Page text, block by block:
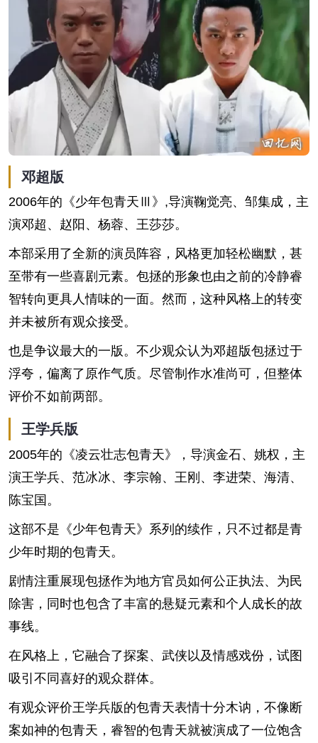
邓超版
2006年的《少年包青天Ⅲ》,导演鞠觉亮、邹集成，主
演邓超、赵阳、杨蓉、王莎莎。
本部采用了全新的演员阵容，风格更加轻松幽默，甚
至带有一些喜剧元素。包拯的形象也由之前的冷静睿
智转向更具人情味的一面。然而，这种风格上的转变
并未被所有观众接受。
也是争议最大的一版。不少观众认为邓超版包拯过于
浮夸，偏离了原作气质。尽管制作水准尚可，但整体
评价不如前两部。
王学兵版
2005年的《凌云壮志包青天》，导演金石、姚权，主
演王学兵、范冰冰、李宗翰、王刚、李进荣、海清、
陈宝国。
这部不是《少年包青天》系列的续作，只不过都是青
少年时期的包青天。
剧情注重展现包拯作为地方官员如何公正执法、为民
除害，同时也包含了丰富的悬疑元素和个人成长的故
事线。
在风格上，它融合了探案、武侠以及情感戏份，试图
吸引不同喜好的观众群体。
有观众评价王学兵版的包青天表情十分木讷，不像断
案如神的包青天，睿智的包青天就被演成了一位饱含